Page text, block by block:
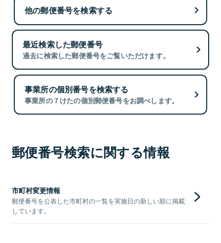
他の郵便番号を検索する
最近検索した郵便番号
過去に検索した郵便番号をご覧いただけます。
事業所の個別番号を検索する
事業所の７けたの個別郵便番号をお調べします。
郵便番号検索に関する情報
市町村変更情報
郵便番号を公表した市町村の一覧を実施日の新しい順に掲載
しています。